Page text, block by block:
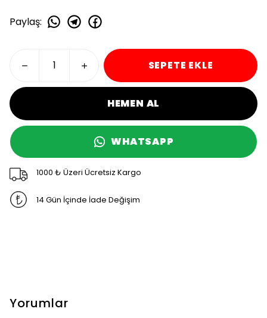
Paylaş:
SEPETE EKLE
HEMEN AL
WHATSAPP
1000 ₺ Üzeri Ücretsiz Kargo
14 Gün İçinde İade Değişim
Yorumlar